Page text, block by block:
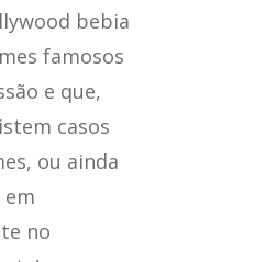
bebia
famosos
e que,
casos
ou ainda
no